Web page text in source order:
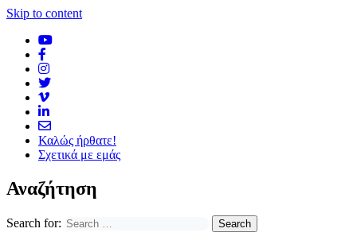
Skip to content
Καλώς ήρθατε!
Σχετικά με εμάς
Αναζήτηση
Search for: